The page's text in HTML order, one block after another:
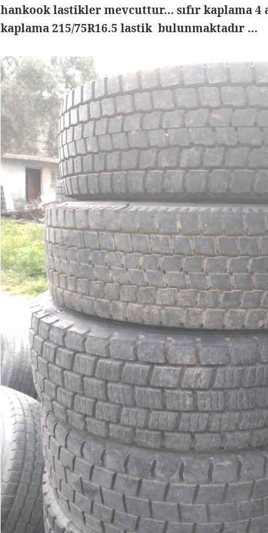
hankook lastikler mevcuttur… sıfır kaplama 4
kaplama 215/75R16.5 lastik bulunmaktadır …